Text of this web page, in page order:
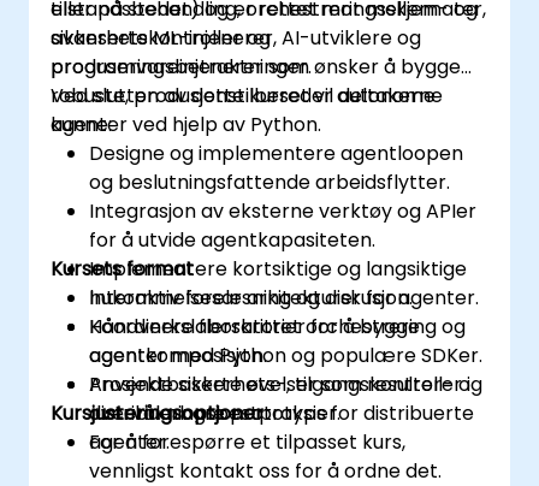
tilstandsbehandling, orchestreringsskjemater,
sikkerhetskontroller og
produseringsbetraktninger.
eller på stedet) og er rettet mot mellem- og
avanserte ML-injenerer, AI-utviklere og
programvareinjenerer som ønsker å bygge
robuste, produsjonstilbereder autonome
agenter ved hjelp av Python.
Ved slutten av dette kurset vil deltakerne
kunne:
Designe og implementere agentloopen
og beslutningsfattende arbeidsflytter.
Integrasjon av eksterne verktøy og APIer
for å utvide agentkapasiteten.
Implementere kortsiktige og langsiktige
hukommelsesar arkitekturer for agenter.
Koordinere flerskrittet orchestrering og
agentkomposisjon.
Anvende sikkerhets-, tilgangskontroll- og
overvåkningsbestpraksis for distribuerte
agenter.
Kursets format
Interaktiv forelesning og diskusjon.
Håndverkslaboratorier for å bygge
agenter med Python og populære SDKer.
Prosjektbaserte øvelser som resulterer i
distribuerbare prototyper.
Kursjusteringsoptjoner
For å forespørre et tilpasset kurs,
vennligst kontakt oss for å ordne det.